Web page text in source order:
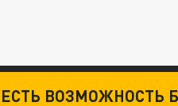
ЕСТЬ ВОЗМОЖНОСТЬ